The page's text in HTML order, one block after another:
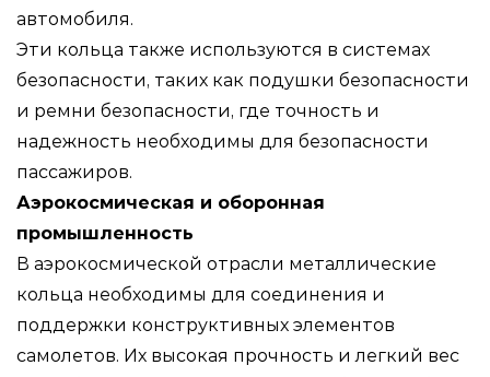
автомобиля.
Эти кольца также используются в системах
безопасности, таких как подушки безопасности
и ремни безопасности, где точность и
надежность необходимы для безопасности
пассажиров.
Аэрокосмическая и оборонная
промышленность
В аэрокосмической отрасли металлические
кольца необходимы для соединения и
поддержки конструктивных элементов
самолетов. Их высокая прочность и легкий вес